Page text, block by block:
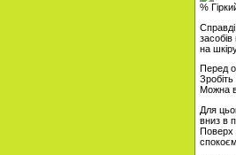
%
на
Перед
Зробіть
Можна
Для
вниз в
Поверх